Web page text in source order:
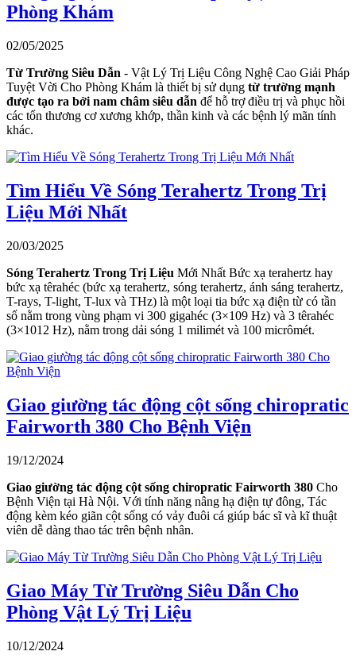
Phòng Khám
02/05/2025
Từ Trường Siêu Dẫn - Vật Lý Trị Liệu Công Nghệ Cao Giải Pháp
Tuyệt Vời Cho Phòng Khám là thiết bị sử dụng từ trường mạnh
được tạo ra bởi nam châm siêu dẫn để hỗ trợ điều trị và phục hồi
các tổn thương cơ xương khớp, thần kinh và các bệnh lý mãn tính
khác.
Tìm Hiểu Về Sóng Terahertz Trong Trị
Liệu Mới Nhất
20/03/2025
Sóng Terahertz Trong Trị Liệu Mới Nhất Bức xạ terahertz hay
bức xạ têrahéc (bức xạ terahertz, sóng terahertz, ánh sáng terahertz,
T-rays, T-light, T-lux và THz) là một loại tia bức xạ điện từ có tần
số nằm trong vùng phạm vi 300 gigahéc (3×109 Hz) và 3 têrahéc
(3×1012 Hz), nằm trong dải sóng 1 milimét và 100 micrômét.
Giao giường tác động cột sống chiropratic
Fairworth 380 Cho Bệnh Viện
19/12/2024
Giao giường tác động cột sống chiropratic Fairworth 380 Cho
Bệnh Viện tại Hà Nội. Với tính năng nâng hạ điện tự đông, Tác
động kèm kéo giãn cột sống có vảy đuôi cá giúp bác sĩ và kĩ thuật
viên dễ dàng thao tác trên bệnh nhân.
Giao Máy Từ Trường Siêu Dẫn Cho
Phòng Vật Lý Trị Liệu
10/12/2024